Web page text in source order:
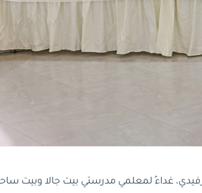
غداءً لمعلمي مدرستي بيت جالا وبيت